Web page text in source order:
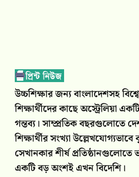
উচ্চশিক্ষার জন্য বাংলাদেশসহ
শিক্ষার্থীদের কাছে অস্ট্রেলিয়া
গন্তব্য। সাম্প্রতিক বছরগুলোতে
শিক্ষার্থীর সংখ্যা উল্লেখযোগ্যভাবে
সেখানকার শীর্ষ প্রতিষ্ঠানগুলোতে
একটি বড় অংশই এখন বিদেশি।